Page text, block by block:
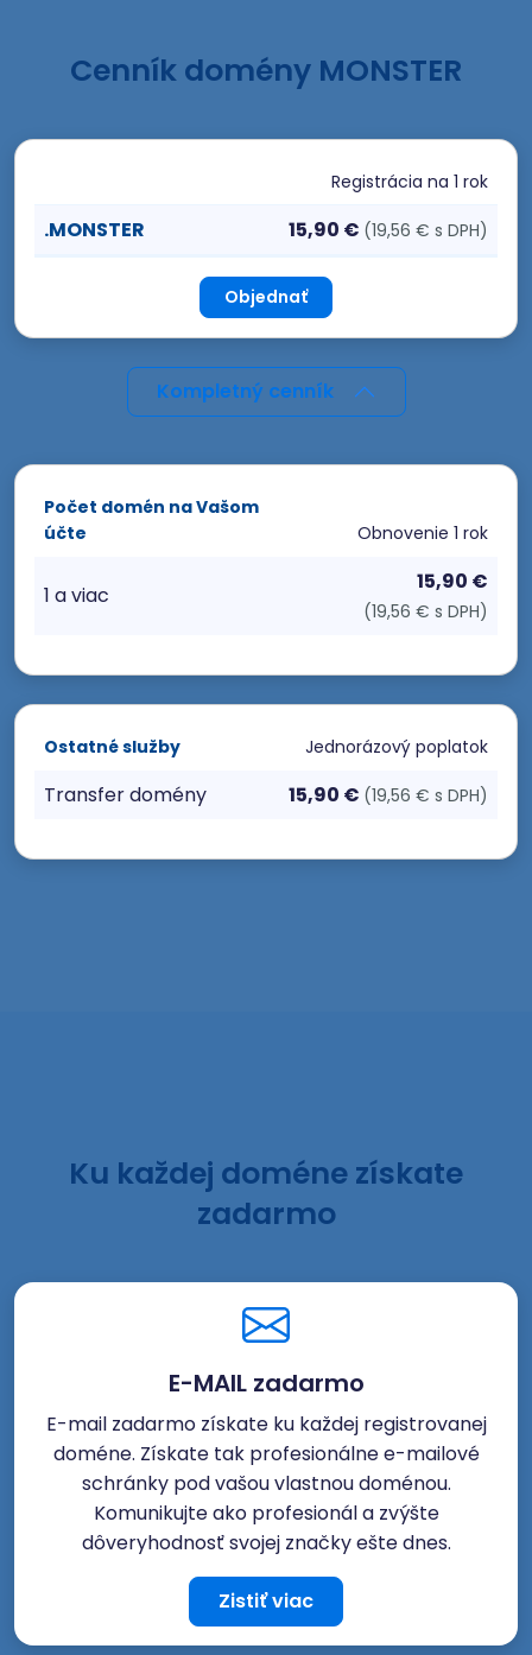
Cenník domény MONSTER
Registrácia na 1 rok
.MONSTER 15,90 € (19,56 € s DPH)
Objednať
Kompletný cenník
Počet domén na Vašom
účte
Obnovenie 1 rok
1 a viac
15,90 €
(19,56 € s DPH)
Ostatné služby Jednorázový poplatok
Transfer domény 15,90 € (19,56 € s DPH)
Ku každej doméne získate
zadarmo
E-MAIL zadarmo
E-mail zadarmo získate ku každej registrovanej
doméne. Získate tak profesionálne e-mailové
schránky pod vašou vlastnou doménou.
Komunikujte ako profesionál a zvýšte
dôveryhodnosť svojej značky ešte dnes.
Zistiť viac